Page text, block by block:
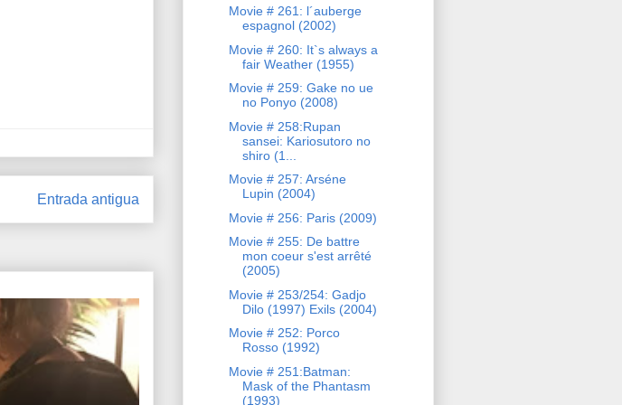
Entrada antigua
Movie # 261: l´auberge
espagnol (2002)
Movie # 260: It`s always a
fair Weather (1955)
Movie # 259: Gake no ue
no Ponyo (2008)
Movie # 258:Rupan
sansei: Kariosutoro no
shiro (1...
Movie # 257: Arséne
Lupin (2004)
Movie # 256: Paris (2009)
Movie # 255: De battre
mon coeur s'est arrêté
(2005)
Movie # 253/254: Gadjo
Dilo (1997) Exils (2004)
Movie # 252: Porco
Rosso (1992)
Movie # 251:Batman:
Mask of the Phantasm
(1993)